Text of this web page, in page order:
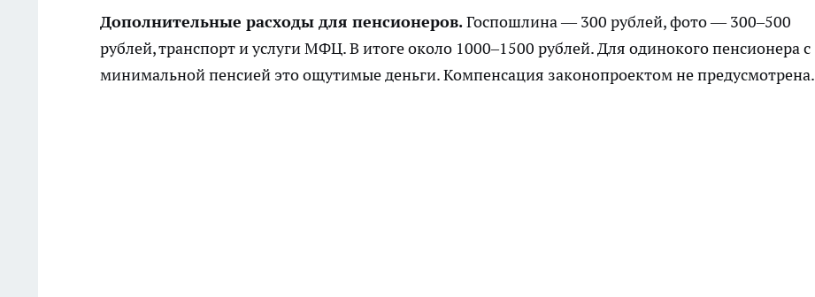
Дополнительные расходы для пенсионеров.Госпошлина — 300 рублей, фото — 300–500
рублей, транспорт и услуги МФЦ. В итоге около 1000–1500 рублей. Для одинокого пенсионера с
минимальной пенсией это ощутимые деньги. Компенсация законопроектом не предусмотрена.